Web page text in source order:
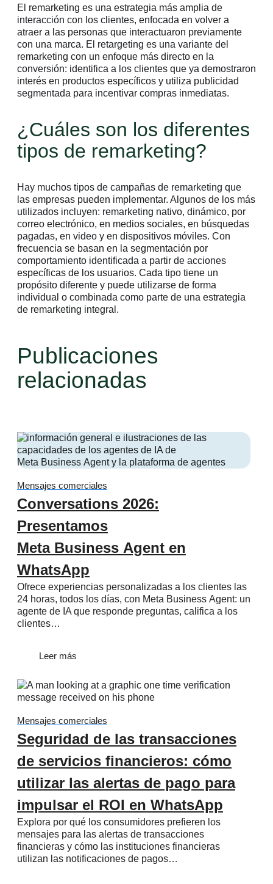
El remarketing es una estrategia más amplia de
interacción con los clientes, enfocada en volver a
atraer a las personas que interactuaron previamente
con una marca. El retargeting es una variante del
remarketing con un enfoque más directo en la
conversión: identifica a los clientes que ya demostraron
interés en productos específicos y utiliza publicidad
segmentada para incentivar compras inmediatas.
¿Cuáles son los diferentes
tipos de remarketing?
Hay muchos tipos de campañas de remarketing que
las empresas pueden implementar. Algunos de los más
utilizados incluyen: remarketing nativo, dinámico, por
correo electrónico, en medios sociales, en búsquedas
pagadas, en video y en dispositivos móviles. Con
frecuencia se basan en la segmentación por
comportamiento identificada a partir de acciones
específicas de los usuarios. Cada tipo tiene un
propósito diferente y puede utilizarse de forma
individual o combinada como parte de una estrategia
de remarketing integral.
Publicaciones
relacionadas
Mensajes comerciales
Conversations 2026:
Presentamos
Meta Business Agent en
WhatsApp
Ofrece experiencias personalizadas a los clientes las
24 horas, todos los días, con Meta Business Agent: un
agente de IA que responde preguntas, califica a los
clientes…
Leer más
Mensajes comerciales
Seguridad de las transacciones
de servicios financieros: cómo
utilizar las alertas de pago para
impulsar el ROI en WhatsApp
Explora por qué los consumidores prefieren los
mensajes para las alertas de transacciones
financieras y cómo las instituciones financieras
utilizan las notificaciones de pagos…